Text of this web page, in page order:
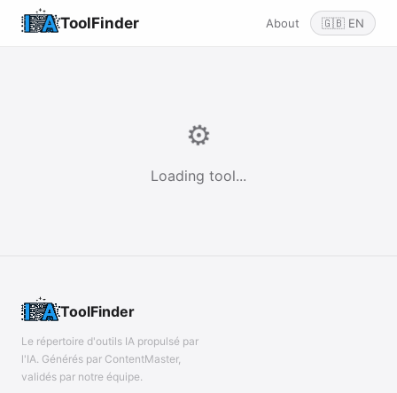
ToolFinder About 🇬🇧 EN
⚙️
Loading tool...
ToolFinder
Le répertoire d'outils IA propulsé par
l'IA. Générés par ContentMaster,
validés par notre équipe.